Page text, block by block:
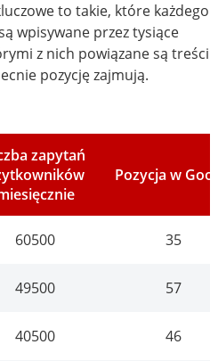
to takie, które każdego
wpisywane przez tysiące
z nich powiązane są treści
pozycję zajmują.
zapytań
Pozycja w
60500 35
49500 57
40500 46